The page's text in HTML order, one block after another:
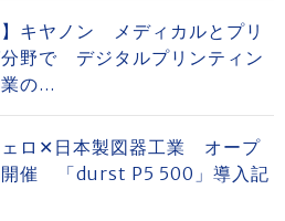
】キヤノン メディカルとプリ
分野で デジタルプリンティン
の...
ェロ✕日本製図器工業 オープ
開催 「durst P5 500」導入記